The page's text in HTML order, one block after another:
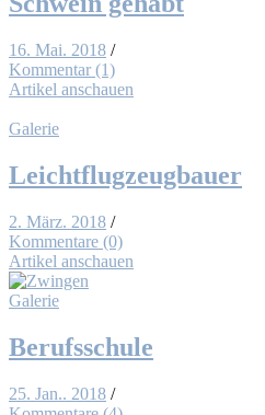
16. Mai. 2018 /
Kommentar (1)
Artikel anschauen
Galerie
Leicht­flug­zeug­bau­er
2. März. 2018 /
Kommentare (0)
Artikel anschauen
Galerie
Be­rufs­schu­le
25. Jan.. 2018 /